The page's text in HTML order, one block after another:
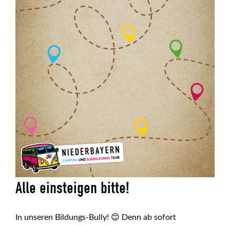
Alle einsteigen bitte!
In unseren Bildungs-Bully! 😊 Denn ab sofort